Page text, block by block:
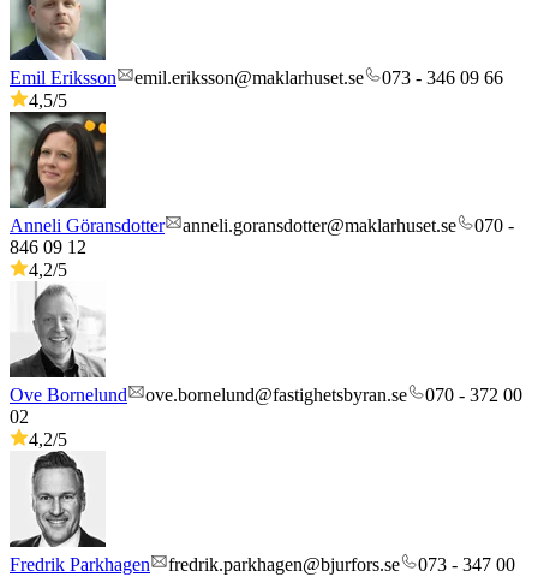
Emil Eriksson emil.eriksson@maklarhuset.se
073 - 346 09 66
4,5/5
Anneli Göransdotter anneli.goransdotter@maklarhuset.se
070 -
846 09 12
4,2/5
Ove Bornelund ove.bornelund@fastighetsbyran.se
070 - 372 00
02
4,2/5
Fredrik Parkhagen fredrik.parkhagen@bjurfors.se
073 - 347 00